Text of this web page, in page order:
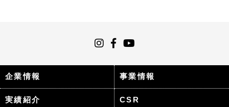
企業情報 事業情報
実績紹介 CSR